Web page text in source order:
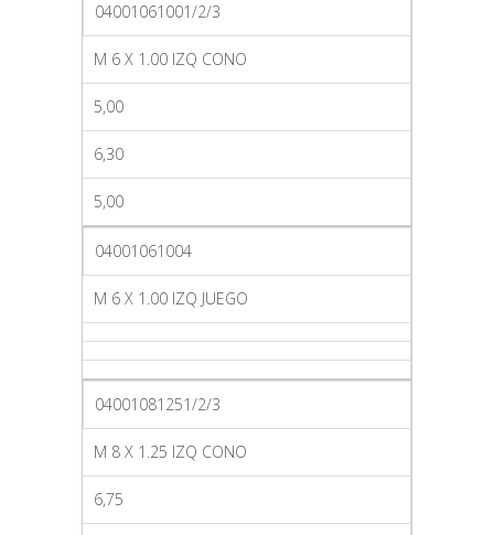
04001061001/2/3
M 6 X 1.00 IZQ CONO
5,00
6,30
5,00
04001061004
M 6 X 1.00 IZQ JUEGO
04001081251/2/3
M 8 X 1.25 IZQ CONO
6,75